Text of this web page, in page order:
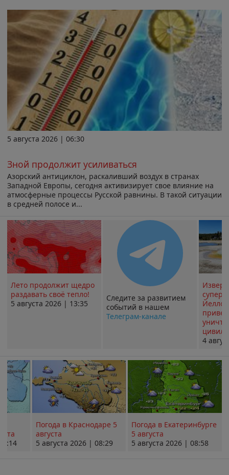
5 августа 2026 | 06:30
Зной продолжит усиливаться
Азорский антициклон, раскаливший воздух в странах
Западной Европы, сегодня активизирует свое влияние на
атмосферные процессы Русской равнины. В такой ситуации
в средней полосе и...
Лето продолжит щедро
раздавать своё тепло!
5 августа 2026 | 13:35
Следите за развитием
событий в нашем
Телеграм-канале
4
Погода в Краснодаре 5
августа
5 августа 2026 | 08:29
Погода в Екатеринбурге
5 августа
5 августа 2026 | 08:58